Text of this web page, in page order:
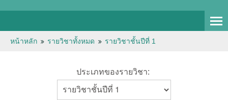
Thai ‎(th)‎
หน้าหลัก รายวิชาทั้งหมด รายวิชาชั้นปีที่ 1
ประเภทของรายวิชา: